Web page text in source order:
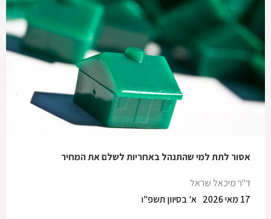
אסור לתת למי שהתנהל באחריות לשלם את המחיר
ד"ר מיכאל שראל
א' בסיוון תשפ"ו
17 מאי 2026